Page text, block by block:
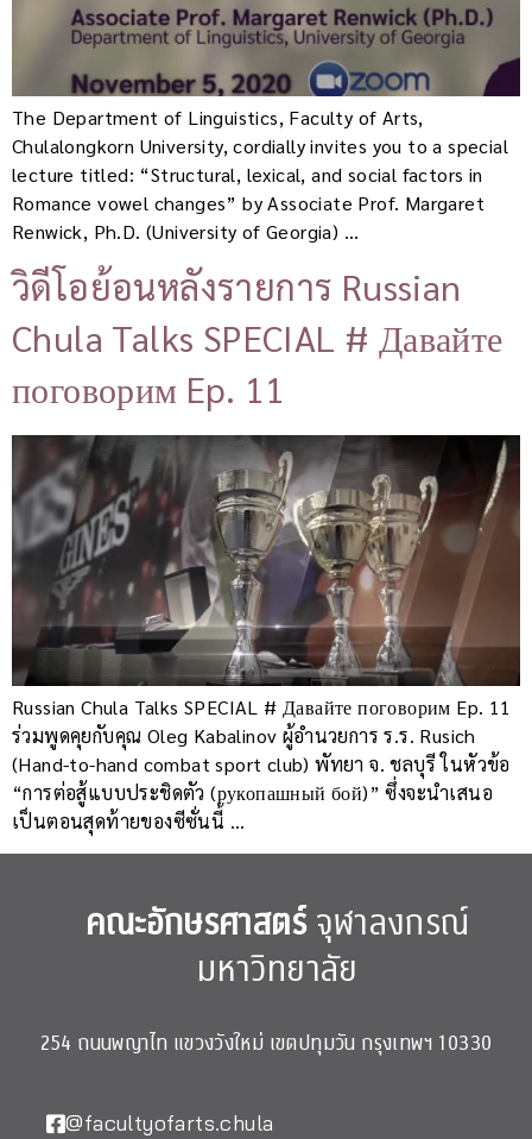
The Department of Linguistics, Faculty of Arts,
Chulalongkorn University, cordially invites you to a special
lecture titled: “Structural, lexical, and social factors in
Romance vowel changes” by Associate Prof. Margaret
Renwick, Ph.D. (University of Georgia) …
วิดีโอย้อนหลังรายการ Russian
Chula Talks SPECIAL # Давайте
поговорим Ep. 11
Russian Chula Talks SPECIAL # Давайте поговорим Ep. 11
ร่วมพูดคุยกับคุณ Oleg Kabalinov ผู้อำนวยการ ร.ร. Rusich
(Hand-to-hand combat sport club) พัทยา จ. ชลบุรี ในหัวข้อ
“การต่อสู้แบบประชิดตัว (рукопашный бой)” ซึ่งจะนำเสนอ
เป็นตอนสุดท้ายของซีซั่นนี้ …
คณะอักษรศาสตร์จุฬาลงกรณ์
มหาวิทยาลัย
254 ถนนพญาไท แขวงวังใหม่ เขตปทุมวัน กรุงเทพฯ 10330
@facultyofarts.chula